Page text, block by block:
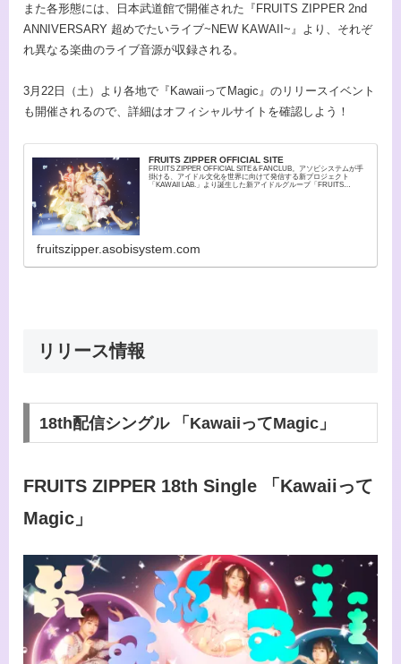
また各形態には、日本武道館で開催された『FRUITS ZIPPER 2nd
ANNIVERSARY 超めでたいライブ~NEW KAWAII~』より、それぞ
れ異なる楽曲のライブ音源が収録される。
3月22日（土）より各地で『KawaiiってMagic』のリリースイベント
も開催されるので、詳細はオフィシャルサイトを確認しよう！
FRUITS ZIPPER OFFICIAL SITE
FRUITS ZIPPER OFFICIAL SITE＆FANCLUB。アソビシステムが手
掛ける、アイドル文化を世界に向けて発信する新プロジェクト
「KAWAII LAB.」より誕生した新アイドルグループ「FRUITS
fruitszipper.asobisystem.com
リリース情報
18th配信シングル 「KawaiiってMagic」
FRUITS ZIPPER 18th Single 「Kawaiiって
Magic」